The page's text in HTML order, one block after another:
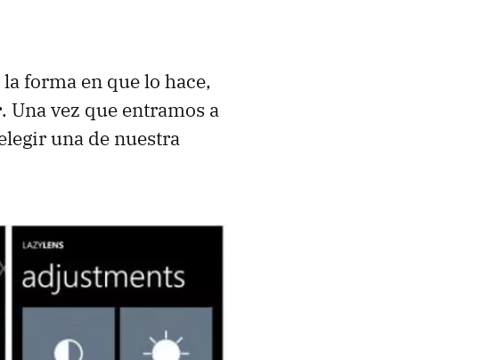
forma en que lo hace,
. Una vez que entramos a
una de nuestra